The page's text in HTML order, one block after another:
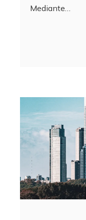
Mediante…